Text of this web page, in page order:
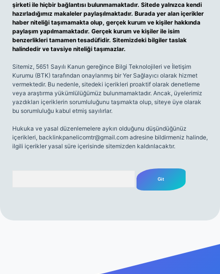
şirketi ile hiçbir bağlantısı bulunmamaktadır. Sitede yalnızca kendi
hazırladığımız makaleler paylaşılmaktadır. Burada yer alan içerikler
haber niteliği taşımamakta olup, gerçek kurum ve kişiler hakkında
paylaşım yapılmamaktadır. Gerçek kurum ve kişiler ile isim
benzerlikleri tamamen tesadüfidir. Sitemizdeki bilgiler taslak
halindedir ve tavsiye niteliği taşımazlar.
Sitemiz, 5651 Sayılı Kanun gereğince Bilgi Teknolojileri ve İletişim
Kurumu (BTK) tarafından onaylanmış bir Yer Sağlayıcı olarak hizmet
vermektedir. Bu nedenle, sitedeki içerikleri proaktif olarak denetleme
veya araştırma yükümlülüğümüz bulunmamaktadır. Ancak, üyelerimiz
yazdıkları içeriklerin sorumluluğunu taşımakta olup, siteye üye olarak
bu sorumluluğu kabul etmiş sayılırlar.
Hukuka ve yasal düzenlemelere aykırı olduğunu düşündüğünüz
içerikleri, backlinkpanelicomtr@gmail.com adresine bildirmeniz halinde,
ilgili içerikler yasal süre içerisinde sitemizden kaldırılacaktır.